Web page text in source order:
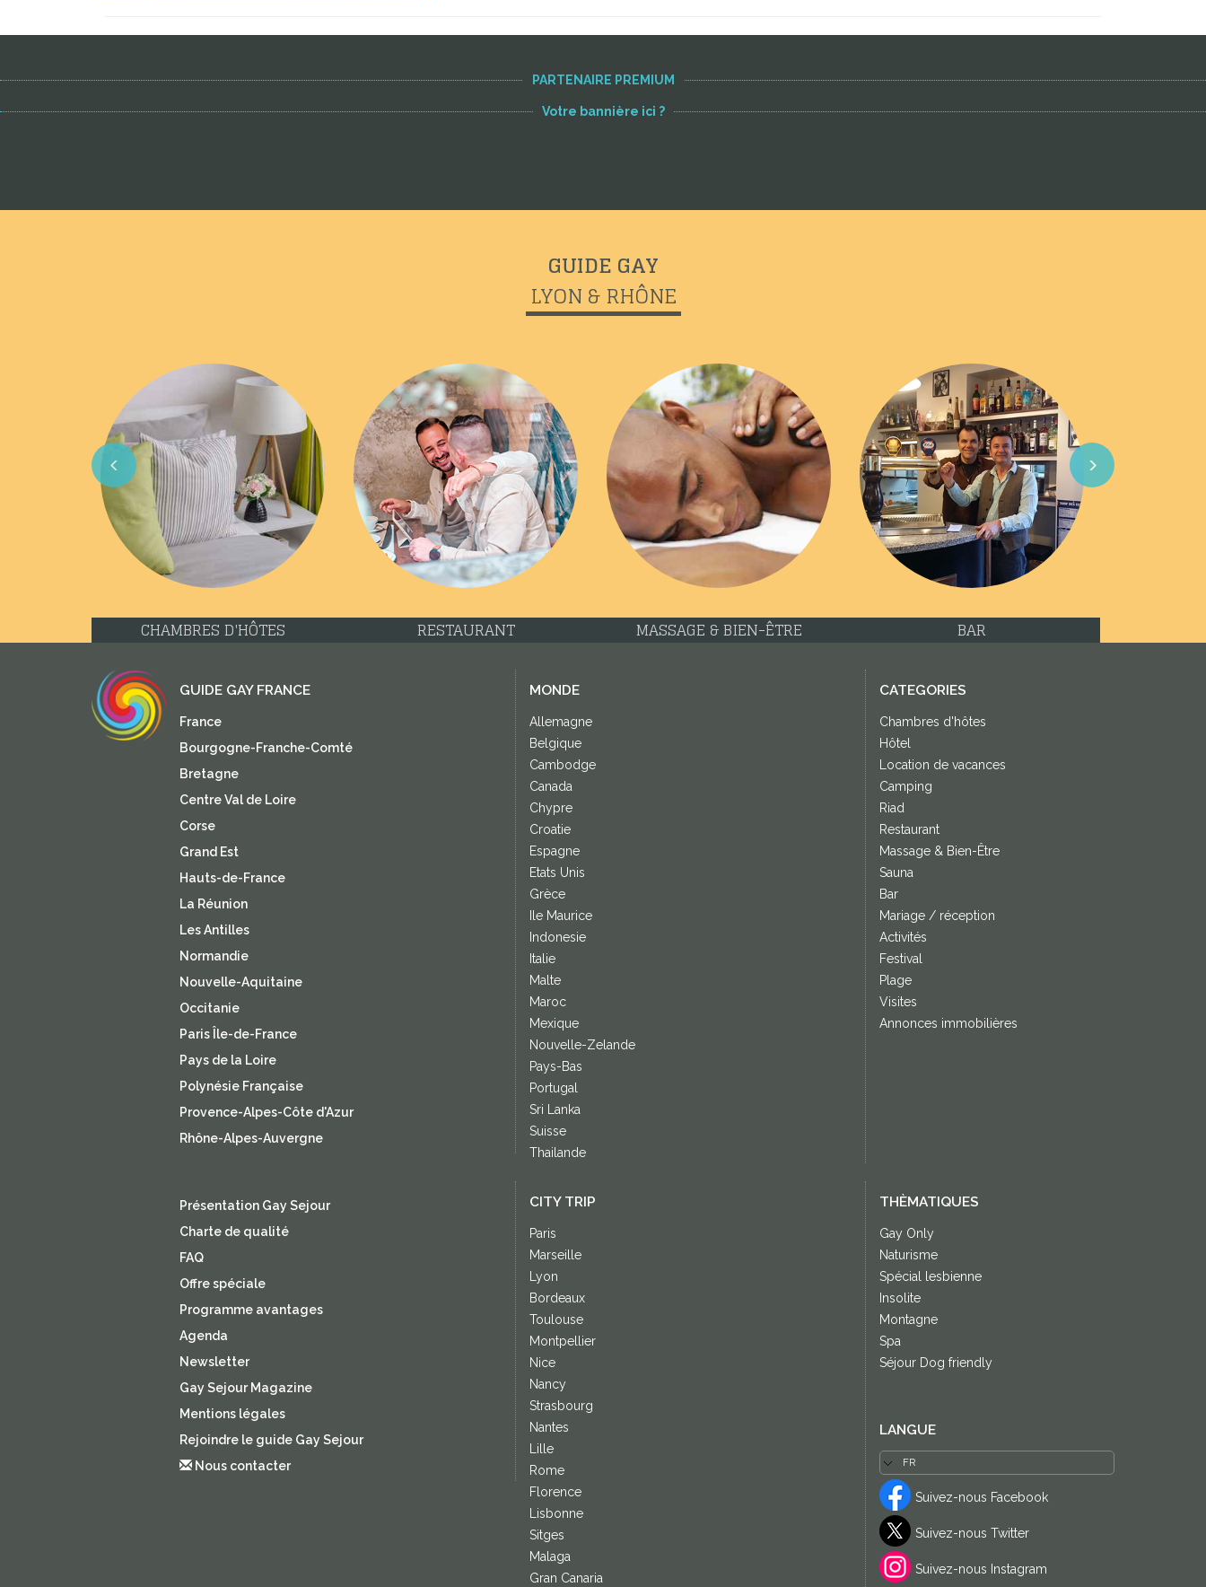
PARTENAIRE PREMIUM
Votre bannière ici ?
GUIDE GAY
LYON & RHÔNE
Previous Next
CHAMBRES D'HÔTES RESTAURANT MASSAGE & BIEN-ÊTRE BAR
GUIDE GAY FRANCE
France
Bourgogne-Franche-Comté
Bretagne
Centre Val de Loire
Corse
Grand Est
Hauts-de-France
La Réunion
Les Antilles
Normandie
Nouvelle-Aquitaine
Occitanie
Paris Île-de-France
Pays de la Loire
Polynésie Française
Provence-Alpes-Côte d'Azur
Rhône-Alpes-Auvergne
MONDE
Allemagne
Belgique
Cambodge
Canada
Chypre
Croatie
Espagne
Etats Unis
Grèce
Ile Maurice
Indonesie
Italie
Malte
Maroc
Mexique
Nouvelle-Zelande
Pays-Bas
Portugal
Sri Lanka
Suisse
Thailande
CATEGORIES
Chambres d'hôtes
Hôtel
Location de vacances
Camping
Riad
Restaurant
Massage & Bien-Être
Sauna
Bar
Mariage / réception
Activités
Festival
Plage
Visites
Annonces immobilières
Présentation Gay Sejour
Charte de qualité
FAQ
Offre spéciale
Programme avantages
Agenda
Newsletter
Gay Sejour Magazine
Mentions légales
Rejoindre le guide Gay Sejour
Nous contacter
CITY TRIP
Paris
Marseille
Lyon
Bordeaux
Toulouse
Montpellier
Nice
Nancy
Strasbourg
Nantes
Lille
Rome
Florence
Lisbonne
Sitges
Malaga
Gran Canaria
THÈMATIQUES
Gay Only
Naturisme
Spécial lesbienne
Insolite
Montagne
Spa
Séjour Dog friendly
LANGUE
Suivez-nous Facebook
Suivez-nous Twitter
Suivez-nous Instagram